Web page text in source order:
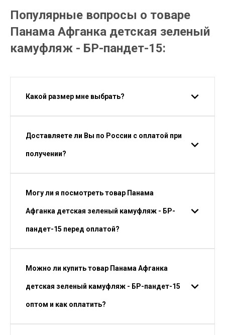
Популярные вопросы о товаре
Панама Афганка детская зеленый
камуфляж - БР-пандет-15:
Какой размер мне выбрать?
Доставляете ли Вы по России с оплатой при
получении?
Могу ли я посмотреть товар Панама
Афганка детская зеленый камуфляж - БР-
пандет-15 перед оплатой?
Можно ли купить товар Панама Афганка
детская зеленый камуфляж - БР-пандет-15
оптом и как оплатить?